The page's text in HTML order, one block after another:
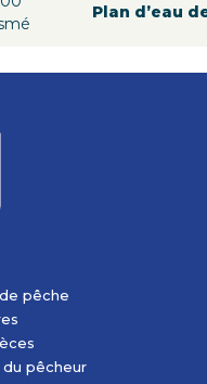
Plan d’eau
pêche
du pêcheur